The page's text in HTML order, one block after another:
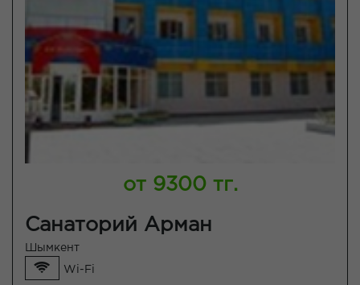
от 9300 тг.
Санаторий Арман
Шымкент
Wi-Fi